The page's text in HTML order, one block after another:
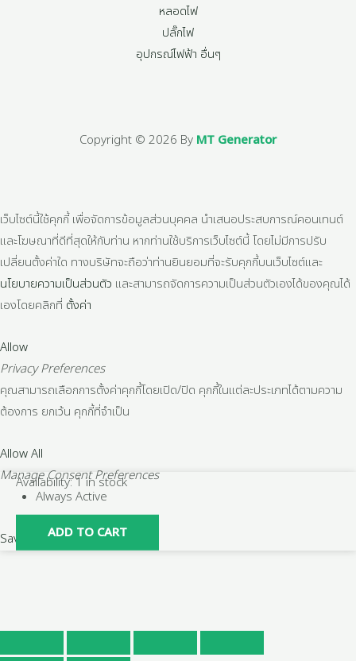
หลอดไฟ
ปลั๊กไฟ
อุปกรณ์ไฟฟ้า อื่นๆ
Copyright © 2026 By MT Generator
เว็บไซต์นี้ใช้คุกกี้ เพื่อจัดการข้อมูลส่วนบุคคล นำเสนอประสบการณ์คอนเทนต์
และโฆษณาที่ดีที่สุดให้กับท่าน หากท่านใช้บริการเว็บไซต์นี้ โดยไม่มีการปรับ
เปลี่ยนตั้งค่าใด ทางบริษัทจะถือว่าท่านยินยอมที่จะรับคุกกี้บนเว็บไซต์และ
นโยบายความเป็นส่วนตัว และสามารถจัดการความเป็นส่วนตัวเองได้ของคุณได้
เองโดยคลิกที่ ตั้งค่า
Allow
Privacy Preferences
คุณสามารถเลือกการตั้งค่าคุกกี้โดยเปิด/ปิด คุกกี้ในแต่ละประเภทได้ตามความ
ต้องการ ยกเว้น คุกกี้ที่จำเป็น
Allow All
Manage Consent Preferences
Always Active
Save
Availability:1 in stock
ฝา
ครอบ
วีซี
(2
นิ้ว)
ADD TO CART